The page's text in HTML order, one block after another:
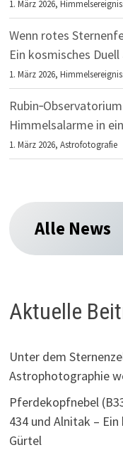
1. März 2026,
Wenn rotes
Ein kosmisches
1. März 2026,
Himmelsalarme in
1. März 2026,Astrofotografie
Alle News
Aktuelle
Unter dem
Astrophotographie
Pferdekopfnebel
434 und Alnitak –
Gürtel